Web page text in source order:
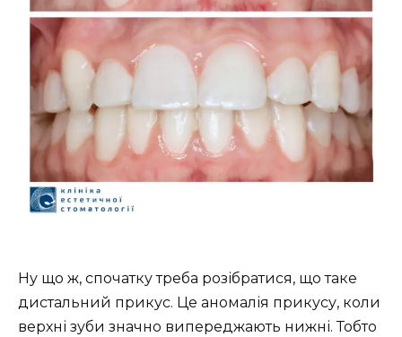
Ну що ж, спочатку треба розібратися, що таке
дистальний прикус. Це аномалія прикусу, коли
верхні зуби значно випереджають нижні. Тобто